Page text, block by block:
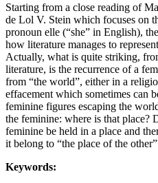
Starting from a close reading of
de Lol V. Stein which focuses on
pronoun elle (“she” in English),
how literature manages to
Actually, what is quite striking,
literature, is the recurrence of a
from “the world”, either in a
effacement which sometimes can
feminine figures escaping the
the feminine: where is that place?
feminine be held in a place and
it belong to “the place of the
Keywords: